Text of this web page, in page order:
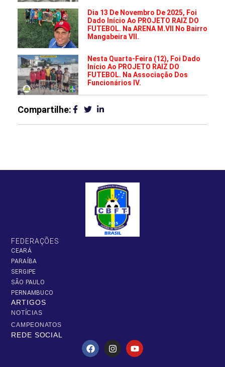
Dia 13 De Novembro De 2025, Foi
Dado Início Ao PROJETO RAIZ DO
FUTEBOL. Na ARENA M.VII No Bairro
Mangabeira VII.
Nesta Quarta-Feira (12), Foi Dado
Início Ao PROJETO RAIZ DO
FUTEBOL. Na Associação Dos
Funcionários IV.
Compartilhe:
FEDERAÇÕES
CEARÁ
PARAÍBA
SERGIPE
SÃO PAULO
PERNAMBUCO
ARTIGOS
NOTÍCIAS
CAMPEONATOS
REDE SOCIAL